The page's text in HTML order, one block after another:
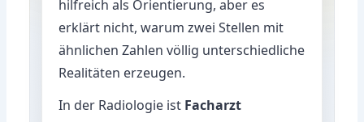
hilfreich als Orientierung, aber es
erklärt nicht, warum zwei Stellen mit
ähnlichen Zahlen völlig unterschiedliche
Realitäten erzeugen.
In der Radiologie ist Facharzt